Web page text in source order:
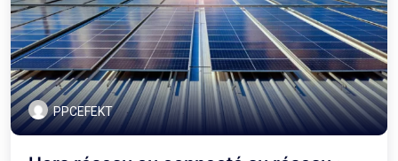
PPCEFEKT